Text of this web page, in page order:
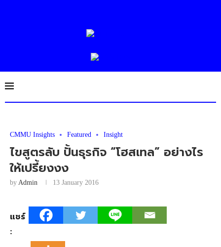
CMMU Insights Featured Insight
ไขสูตรลับ ปั้นธุรกิจ “โฮสเทล” อย่างไร
ให้เปรี้ยงงง
by Admin 13 January 2016
แชร์
: